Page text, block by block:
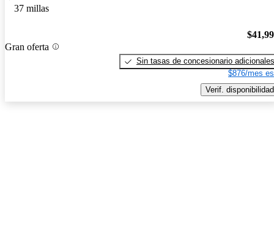
37 millas
Gran oferta
Sin tasas de concesionario adicionales
$876/mes
Verif. disponibilidad